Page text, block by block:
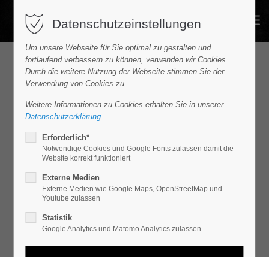
Datenschutzeinstellungen
Um unsere Webseite für Sie optimal zu gestalten und
fortlaufend verbessern zu können, verwenden wir Cookies.
Durch die weitere Nutzung der Webseite stimmen Sie der
Verwendung von Cookies zu.
Weitere Informationen zu Cookies erhalten Sie in unserer
Datenschutzerklärung
Erforderlich*
Notwendige Cookies und Google Fonts zulassen damit die
Website korrekt funktioniert
Externe Medien
Externe Medien wie Google Maps, OpenStreetMap und
Youtube zulassen
Statistik
Google Analytics und Matomo Analytics zulassen
Fahrzeugliste
Alle Fahrzeuge im Angebot
Neue Suche Suche verfeinern
30
FAHRZEUGE GEFUNDEN